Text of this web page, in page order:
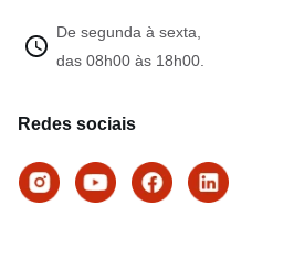
De segunda à sexta,
das 08h00 às 18h00.
Redes sociais